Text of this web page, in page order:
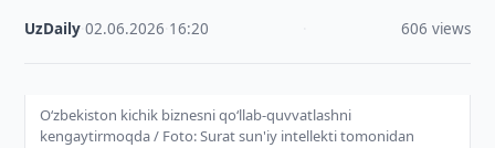
UzDaily ·02.06.2026 16:20 606 views
O‘zbekiston kichik biznesni qo‘llab-quvvatlashni
kengaytirmoqda / Foto: Surat sun'iy intellekti tomonidan